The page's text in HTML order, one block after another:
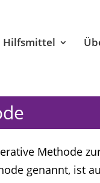
Hilfsmittel
Methode
genannt, ist